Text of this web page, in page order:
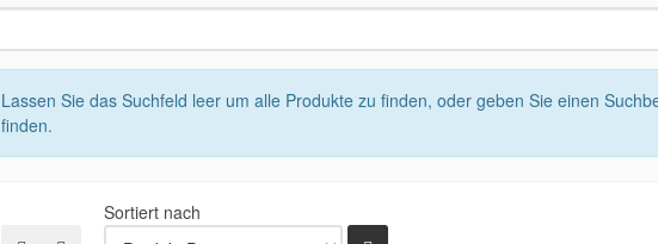
Lassen Sie das Suchfeld leer um alle Produkte zu finden, oder geben Sie einen
finden.
Sortiert nach